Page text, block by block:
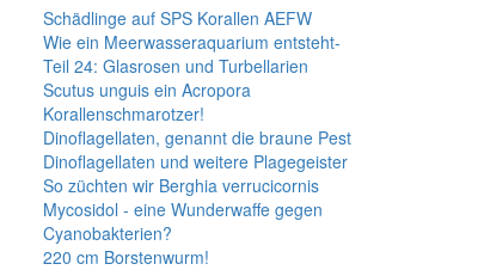
Schädlinge auf SPS Korallen AEFW
Wie ein Meerwasseraquarium entsteht-
Teil 24: Glasrosen und Turbellarien
Scutus unguis ein Acropora
Korallenschmarotzer!
Dinoflagellaten, genannt die braune Pest
Dinoflagellaten und weitere Plagegeister
So züchten wir Berghia verrucicornis
Mycosidol - eine Wunderwaffe gegen
Cyanobakterien?
220 cm Borstenwurm!